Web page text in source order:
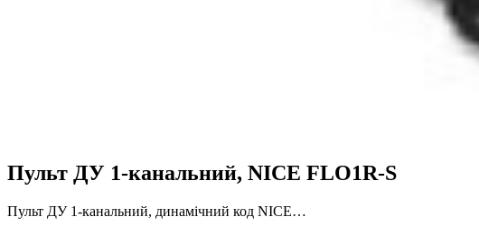
Пульт ДУ 1-канальний, NICE FLO1R-S
Пульт ДУ 1-канальний, динамічний код NICE…